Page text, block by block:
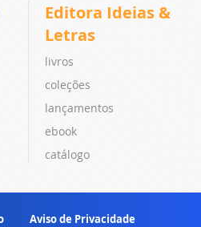
Editora Ideias &
Letras
livros
coleções
lançamentos
ebook
catálogo
Aviso de Privacidade